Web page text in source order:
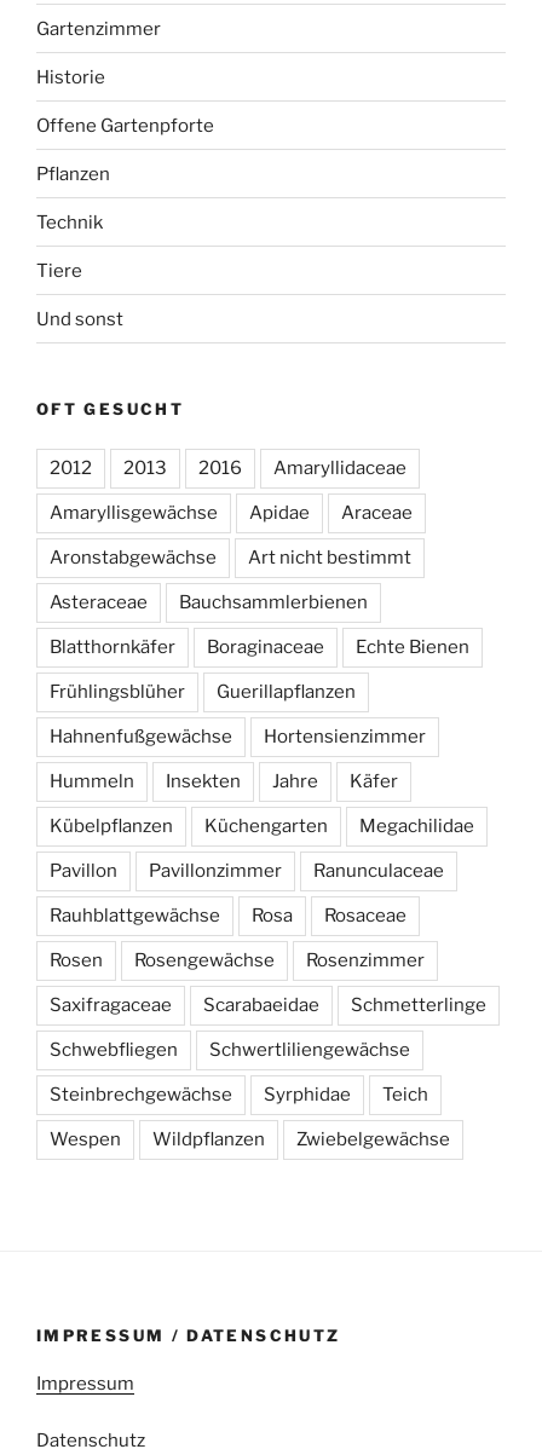
Gartenzimmer
Historie
Offene Gartenpforte
Pflanzen
Technik
Tiere
Und sonst
OFT GESUCHT
2012 2013 2016 Amaryllidaceae
Amaryllisgewächse Apidae Araceae
Aronstabgewächse Art nicht bestimmt
Asteraceae Bauchsammlerbienen
Blatthornkäfer Boraginaceae Echte Bienen
Frühlingsblüher Guerillapflanzen
Hahnenfußgewächse Hortensienzimmer
Hummeln Insekten Jahre Käfer
Kübelpflanzen Küchengarten Megachilidae
Pavillon Pavillonzimmer Ranunculaceae
Rauhblattgewächse Rosa Rosaceae
Rosen Rosengewächse Rosenzimmer
Saxifragaceae Scarabaeidae Schmetterlinge
Schwebfliegen Schwertliliengewächse
Steinbrechgewächse Syrphidae Teich
Wespen Wildpflanzen Zwiebelgewächse
IMPRESSUM / DATENSCHUTZ
Impressum
Datenschutz